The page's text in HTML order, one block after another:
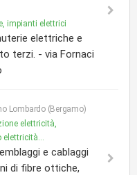
impianti elettrici
elettriche e
terzi. - via Fornaci
Lombardo (Bergamo)
elettricità,
elettricità...
e cablaggi
di fibre ottiche,